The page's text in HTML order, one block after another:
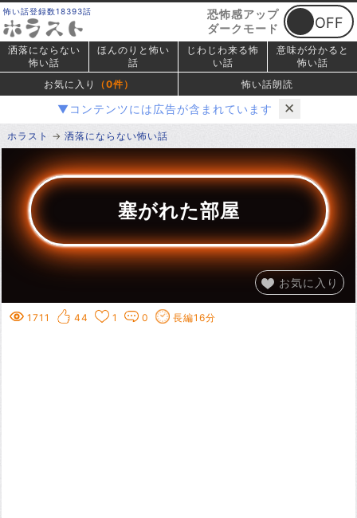
怖い話登録数18393話
恐怖感アップ
ダークモード
洒落にならない
怖い話
ほんのりと怖い
話
じわじわ来る怖
い話
意味が分かると
怖い話
お気に入り
（0件） 怖い話朗読
▼コンテンツには広告が含まれています ✕
ホラスト 洒落にならない怖い話
塞がれた部屋
お気に入り
1711 44 1 0 長編16分